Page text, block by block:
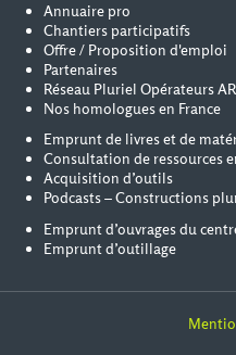
Annuaire pro
Chantiers participatifs
Offre / Proposition d'emploi
Partenaires
Réseau Pluriel Opérateurs
Nos homologues en France
Emprunt de livres et de
Consultation de ressources
Acquisition d’outils
Podcasts – Constructions
Emprunt d’ouvrages du
Emprunt d’outillage